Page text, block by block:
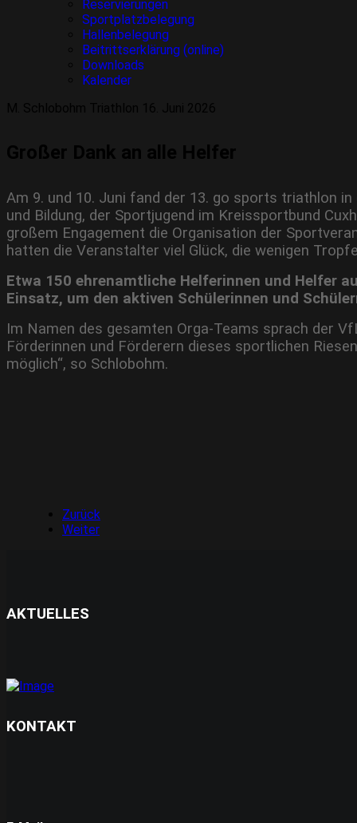
Reservierungen
Sportplatzbelegung
Hallenbelegung
Beitrittserklärung (online)
Downloads
Kalender
Am 9. und 10. Juni fand der 13. go sports triathlon
und Bildung, der Sportjugend im Kreissportbund
großem Engagement die Organisation der
hatten die Veranstalter viel Glück, die wenigen
Etwa 150 ehrenamtliche Helferinnen und Helfer
Einsatz, um den aktiven Schülerinnen und
Im Namen des gesamten Orga-Teams sprach der
Förderinnen und Förderern dieses sportlichen
möglich“, so Schlobohm.
Zurück
Weiter
AKTUELLES
KONTAKT